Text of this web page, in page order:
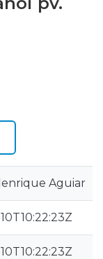
Aguiar